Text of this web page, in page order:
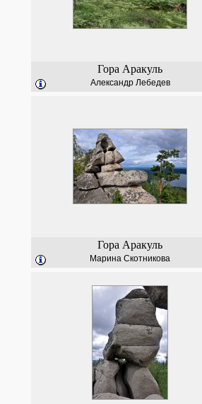
Гора Аракуль
Александр Лебедев
Гора Аракуль
Марина Скотникова